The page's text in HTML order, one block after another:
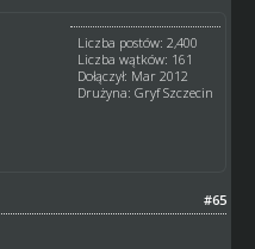
Liczba postów: 2,400
Liczba wątków: 161
Dołączył: Mar 2012
Drużyna: Gryf Szczecin
#65